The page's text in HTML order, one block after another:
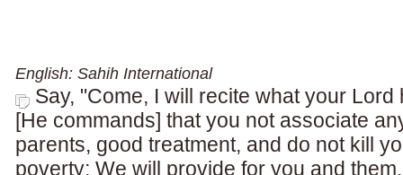
English: Sahih International
Say, "Come, I will recite what your
[He commands] that you not associate
parents, good treatment, and do not kill
poverty; We will provide for you and